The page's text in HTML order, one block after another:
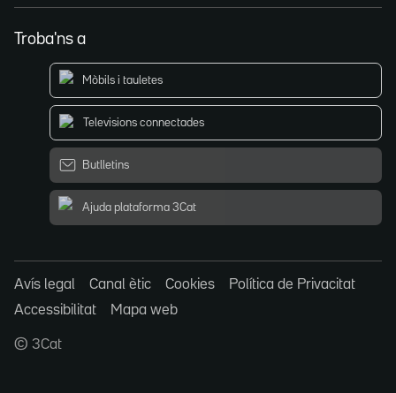
Troba'ns a
Mòbils i tauletes
Televisions connectades
Butlletins
Ajuda plataforma 3Cat
Avís legal Canal ètic Cookies
Política de Privacitat
Accessibilitat
Mapa web
© 3Cat